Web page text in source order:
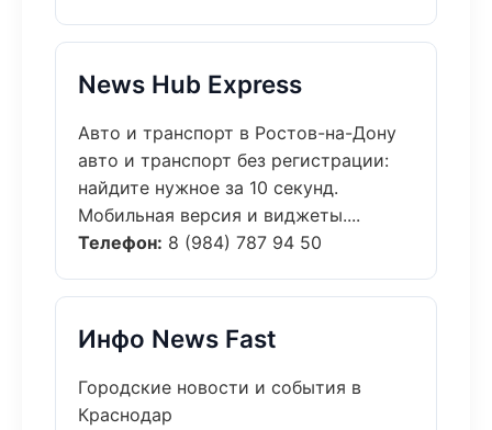
News Hub Express
Авто и транспорт в Ростов-на-Дону
авто и транспорт без регистрации:
найдите нужное за 10 секунд.
Мобильная версия и виджеты....
Телефон: 8 (984) 787 94 50
Инфо News Fast
Городские новости и события в
Краснодар